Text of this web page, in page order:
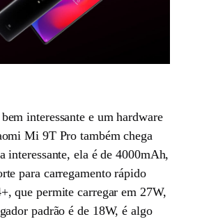
interessante e um hardware
Mi 9T Pro também chega
interessante, ela é de 4000mAh,
para carregamento rápido
que permite carregar em 27W,
padrão é de 18W, é algo